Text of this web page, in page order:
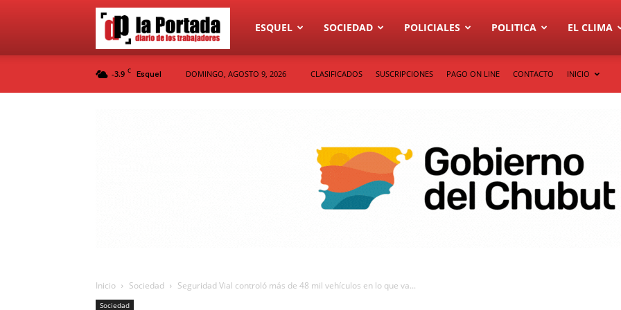
Diario
ESQUEL SOCIEDAD POLICIALES POLITICA EL CLIMA
-3.9 C Esquel DOMINGO, AGOSTO 9, 2026 CLASIFICADOS SUSCRIPCIONES PAGO ON LINE CONTACTO INICIO
Inicio Sociedad Seguridad Vial controló más de 48 mil vehículos en lo que va...
Sociedad